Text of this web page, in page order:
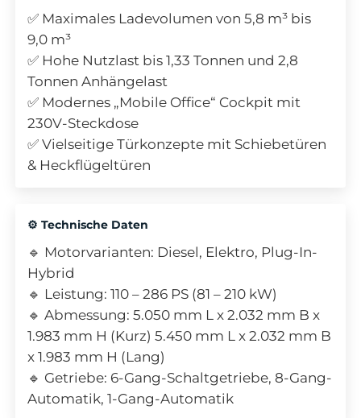
✅ Maximales Ladevolumen von 5,8 m³ bis
9,0 m³
✅ Hohe Nutzlast bis 1,33 Tonnen und 2,8
Tonnen Anhängelast
✅ Modernes „Mobile Office“ Cockpit mit
230V-Steckdose
✅ Vielseitige Türkonzepte mit Schiebetüren
& Heckflügeltüren
⚙️ Technische Daten
🔹 Motorvarianten: Diesel, Elektro, Plug-In-
Hybrid
🔹 Leistung: 110 – 286 PS (81 – 210 kW)
🔹 Abmessung: 5.050 mm L x 2.032 mm B x
1.983 mm H (Kurz) 5.450 mm L x 2.032 mm B
x 1.983 mm H (Lang)
🔹 Getriebe: 6-Gang-Schaltgetriebe, 8-Gang-
Automatik, 1-Gang-Automatik